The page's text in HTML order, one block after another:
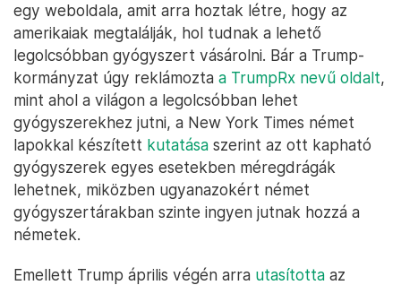
egy weboldala, amit arra hoztak létre, hogy az
amerikaiak megtalálják, hol tudnak a lehető
legolcsóbban gyógyszert vásárolni. Bár a Trump-
kormányzat úgy reklámozta a TrumpRx nevű oldalt,
mint ahol a világon a legolcsóbban lehet
gyógyszerekhez jutni, a New York Times német
lapokkal készített kutatása szerint az ott kapható
gyógyszerek egyes esetekben méregdrágák
lehetnek, miközben ugyanazokért német
gyógyszertárakban szinte ingyen jutnak hozzá a
németek.
Emellett Trump április végén arra utasította az